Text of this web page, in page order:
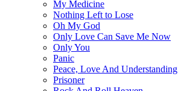
My Medicine
Nothing Left to Lose
Oh My God
Only Love Can Save Me Now
Only You
Panic
Peace, Love And Understanding
Prisoner